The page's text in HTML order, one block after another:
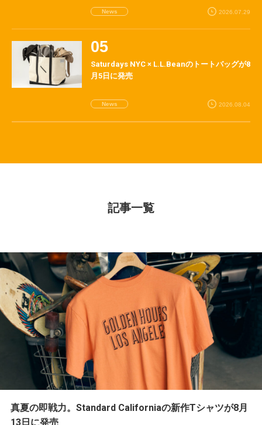
News 2026.07.29
Saturdays NYC × L.L.Beanのトートバッグが8
月5日に発売
News 2026.08.04
記事一覧
真夏の即戦力。Standard Californiaの新作Tシャツが8月
13日に発売